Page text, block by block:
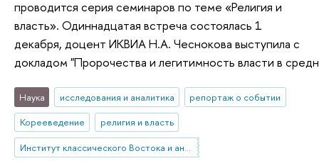
проводится серия семинаров по теме «Религия и
власть». Одиннадцатая встреча состоялась 1
декабря, доцент ИКВИА Н.А. Чеснокова выступила с
докладом "Пророчества и легитимность власти в
Наука исследования и аналитика
репортаж о событии
Корееведение
религия и власть
Институт классического Востока и античности